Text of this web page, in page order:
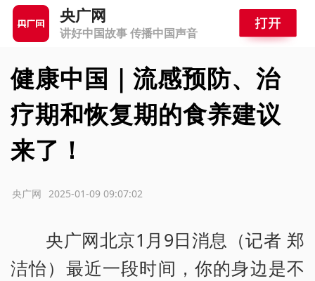
央广网
讲好中国故事 传播中国声音
健康中国｜流感预防、治
疗期和恢复期的食养建议
来了！
2025-01-09 09:07:02
央广网
央广网北京1月9日消息（记者 郑
洁怡）最近一段时间，你的身边是不